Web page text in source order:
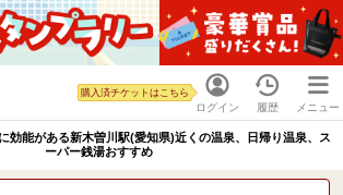
ログイン
購入済チケットはこちら
履歴 メニュー
効能がある新木曽川駅(愛知県)近くの温泉、日帰り温泉、ス
ーパー銭湯おすすめ